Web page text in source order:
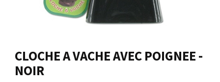
Panier
CLOCHE A VACHE AVEC POIGNEE -
NOIR